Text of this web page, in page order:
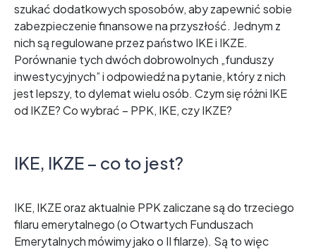
szukać dodatkowych sposobów, aby zapewnić sobie
zabezpieczenie finansowe na przyszłość. Jednym z
nich są regulowane przez państwo IKE i IKZE.
Porównanie tych dwóch dobrowolnych „funduszy
inwestycyjnych” i odpowiedź na pytanie, który z nich
jest lepszy, to dylemat wielu osób. Czym się różni IKE
od IKZE? Co wybrać – PPK, IKE, czy IKZE?
IKE, IKZE – co to jest?
IKE, IKZE oraz aktualnie PPK zaliczane są do trzeciego
filaru emerytalnego (o Otwartych Funduszach
Emerytalnych mówimy jako o II filarze). Są to więc